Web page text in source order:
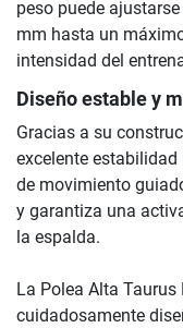
peso puede
mm hasta un
intensidad del
Diseño estable y
Gracias a su
excelente
de movimiento
y garantiza una
la espalda.
La Polea Alta
cuidadosamente